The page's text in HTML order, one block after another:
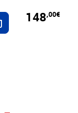
Ajouter au panier
148,00€